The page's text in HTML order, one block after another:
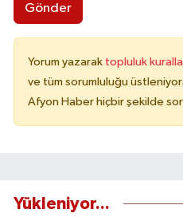
Gönder
Yorum yazarak topluluk
ve tüm sorumluluğu
Afyon Haber hiçbir şekilde
Yükleniyor...